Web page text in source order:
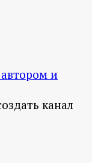
и
канал